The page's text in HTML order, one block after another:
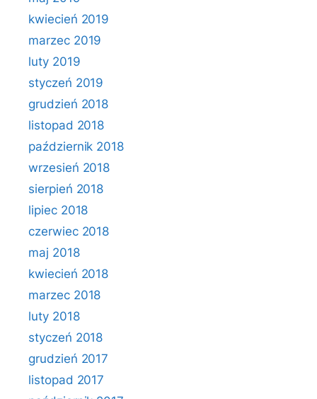
kwiecień 2019
marzec 2019
luty 2019
styczeń 2019
grudzień 2018
listopad 2018
październik 2018
wrzesień 2018
sierpień 2018
lipiec 2018
czerwiec 2018
maj 2018
kwiecień 2018
marzec 2018
luty 2018
styczeń 2018
grudzień 2017
listopad 2017